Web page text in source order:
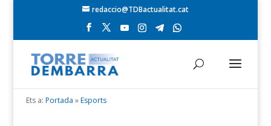
redaccio@TDBactualitat.cat
Ets a: Portada »Esports